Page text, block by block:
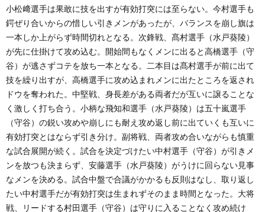
小松﨑選手は果敢に技を出すが有効打突には至らない。今村選手も
鍔ぜり合いからの惜しい引きメンがあったが、バランスを崩し旗は
一本しか上がらず時間切れとなる。次鋒戦、髙村選手（水戸葵陵）
が先に仕掛けて攻め込む。開始間もなくメンに出ると高橋選手（守
谷）が逃さずコテを放ち一本となる。二本目は髙村選手が前に出て
技を繰り出すが、高橋選手に攻め込まれメンに出たところを返され
ドウを奪われた。中堅戦、身長差がある両者だが互いに譲ることな
く激しく打ち合う。小柄な飛知和選手（水戸葵陵）は五十嵐選手
（守谷）の鋭い攻めや崩しにも耐え攻め返し前に出ていくも互いに
有効打突とはならず引き分け。副将戦、両者攻め合いながらも慎重
な試合展開が続く。試合を決定づけたい中村選手（守谷）が引きメ
ンを放つも決まらず、安藤選手（水戸葵陵）がうけに回らない見事
なメンを決める。試合中盤で合議がかかるも反則はなし、取り返し
たい中村選手だが有効打突は生まれずそのまま時間となった。大将
戦、リードする村田選手（守谷）は守りに入ることなく攻め続け